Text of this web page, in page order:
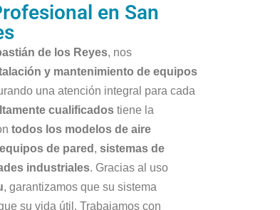
en San
de los Reyes, nos
y mantenimiento de equipos
una atención integral para cada
cualificados tiene la
todos los modelos de aire
equipos de pared , sistemas de
industriales. Gracias al uso
, garantizamos que su sistema
su vida útil. Trabajamos con